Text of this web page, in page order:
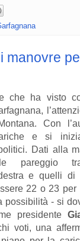
manovre
che ha visto
Con
e si
Dati alla
pareggio
e quelli di
22 o 23
possibilità - si
presidente
voti, una